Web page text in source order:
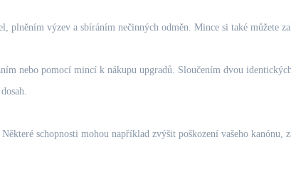
plněním výzev a sbíráním nečinných odměn. Mince si také můžete
nebo pomocí mincí k nákupu upgradů. Sloučením dvou
schopnosti mohou například zvýšit poškození vašeho